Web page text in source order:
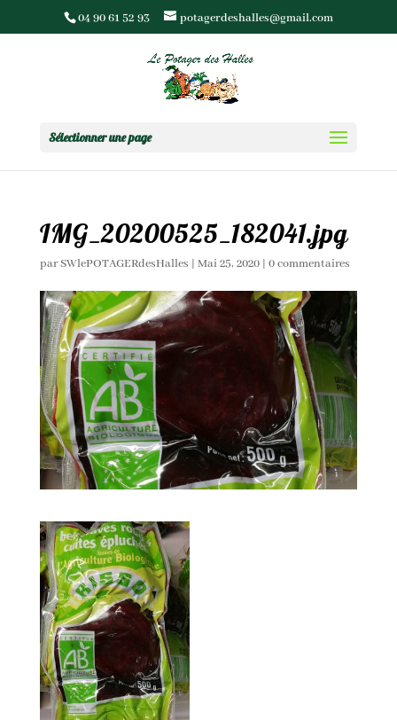
04 90 61 52 93 potagerdeshalles@gmail.com
Sélectionner une page
IMG_20200525_182041.jpg
parSWlePOTAGERdesHalles | Mai 25, 2020| 0 commentaires